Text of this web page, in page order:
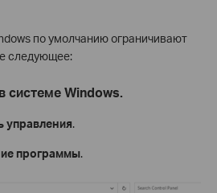
по умолчанию ограничивают
следующее:
системе Windows.
управления.
программы.